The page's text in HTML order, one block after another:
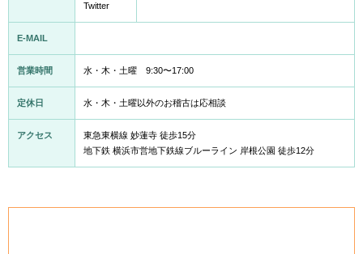
Twitter
E-MAIL
営業時間 水・木・土曜 9:30〜17:00
定休日 水・木・土曜以外のお稽古は応相談
アクセス
東急東横線 妙蓮寺 徒歩15分
地下鉄 横浜市営地下鉄線ブルーライン 岸根公園 徒歩12分